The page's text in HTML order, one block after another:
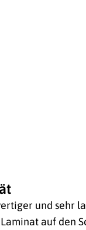
und sehr
auf den